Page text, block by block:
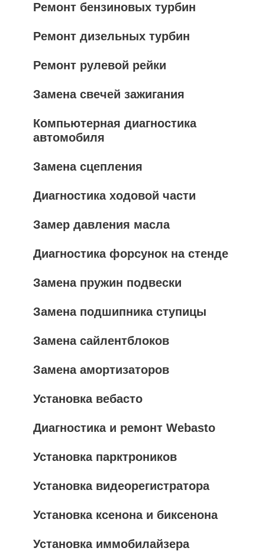
Ремонт бензиновых турбин
Ремонт дизельных турбин
Ремонт рулевой рейки
Замена свечей зажигания
Компьютерная диагностика
автомобиля
Замена сцепления
Диагностика ходовой части
Замер давления масла
Диагностика форсунок на стенде
Замена пружин подвески
Замена подшипника ступицы
Замена сайлентблоков
Замена амортизаторов
Установка вебасто
Диагностика и ремонт Webasto
Установка парктроников
Установка видеорегистратора
Установка ксенона и биксенона
Установка иммобилайзера